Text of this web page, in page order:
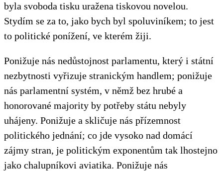
byla svoboda tisku uražena tiskovou novelou.
Stydím se za to, jako bych byl spoluviníkem; to jest
to politické ponížení, ve kterém žiji.
Ponižuje nás nedůstojnost parlamentu, který i státní
nezbytnosti vyřizuje stranickým handlem; ponižuje
nás parlamentní systém, v němž bez hrubé a
honorované majority by potřeby státu nebyly
uhájeny. Ponižuje a skličuje nás přízemnost
politického jednání; co jde vysoko nad domácí
zájmy stran, je politickým exponentům tak lhostejno
jako chalupníkovi aviatika. Ponižuje nás